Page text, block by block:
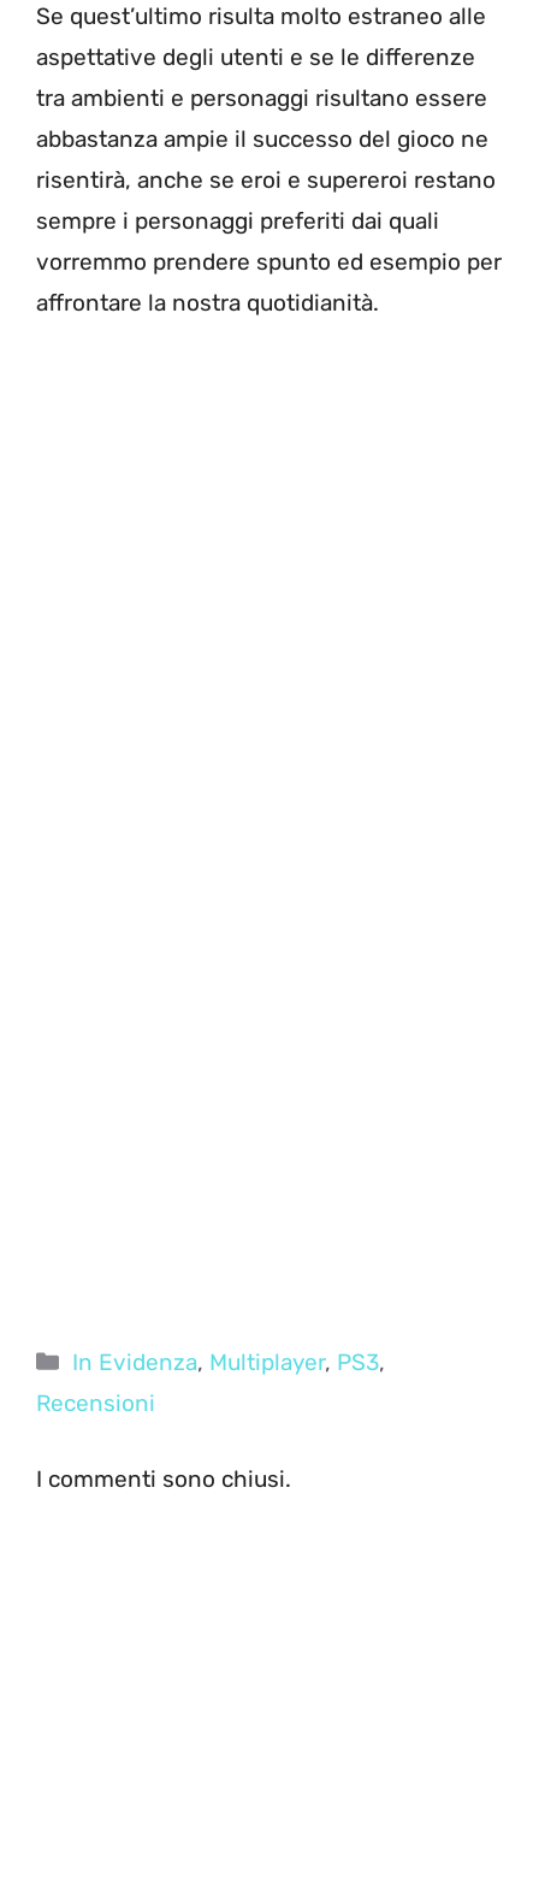
Se quest’ultimo risulta molto estraneo alle
aspettative degli utenti e se le differenze
tra ambienti e personaggi risultano essere
abbastanza ampie il successo del gioco ne
risentirà, anche se eroi e supereroi restano
sempre i personaggi preferiti dai quali
vorremmo prendere spunto ed esempio per
affrontare la nostra quotidianità.
Categorie
In Evidenza, Multiplayer, PS3,
Recensioni
I commenti sono chiusi.